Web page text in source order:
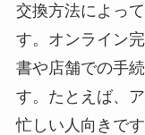
交換方法によっ
す。オンライン
書や店舗での手
す。たとえば、
忙しい人向きで